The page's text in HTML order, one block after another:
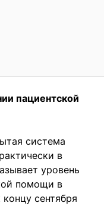
пациентской
система
в
уровень
помощи в
сентября